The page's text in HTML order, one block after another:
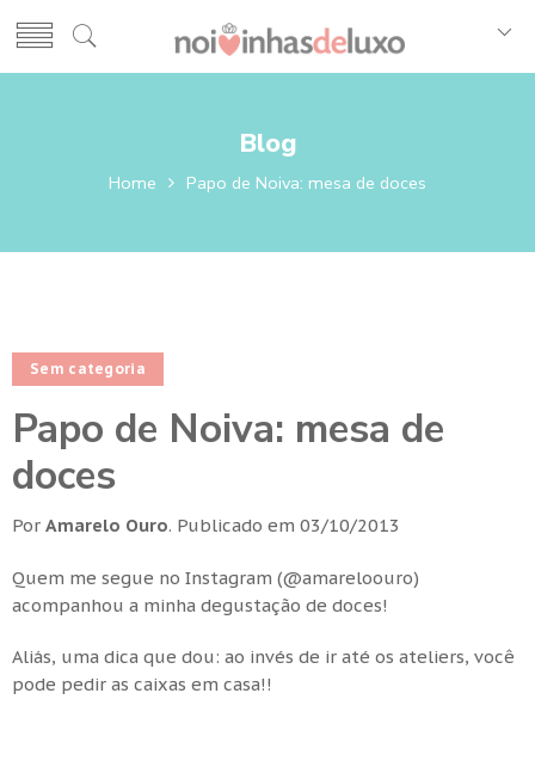
Blog
Home Papo de Noiva: mesa de doces
Sem categoria
Papo de Noiva: mesa de
doces
Por Amarelo Ouro. Publicado em 03/10/2013
Quem me segue no Instagram (@amareloouro)
acompanhou a minha degustação de doces!
Aliás, uma dica que dou: ao invés de ir até os ateliers, você
pode pedir as caixas em casa!!